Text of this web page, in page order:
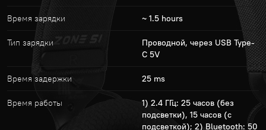
Время зарядки ~ 1.5 hours
Тип зарядки
Проводной, через USB Type-
C 5V
Время задержки 25 ms
Время работы
1) 2.4 ГГц: 25 часов (без
подсветки), 15 часов (с
подсветкой); 2) Bluetooth: 50